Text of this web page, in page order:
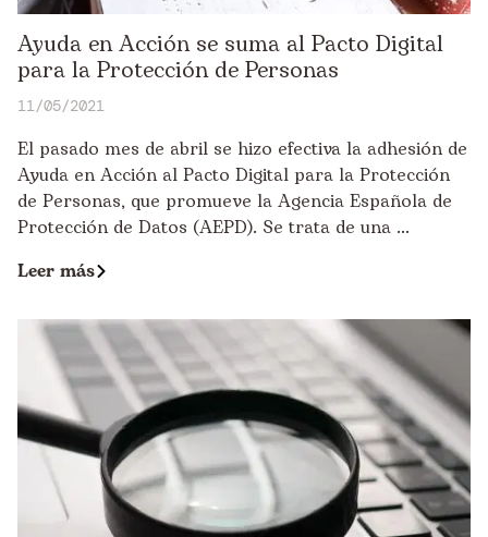
Ayuda en Acción se suma al Pacto Digital
para la Protección de Personas
11/05/2021
El pasado mes de abril se hizo efectiva la adhesión de
Ayuda en Acción al Pacto Digital para la Protección
de Personas, que promueve la Agencia Española de
Protección de Datos (AEPD). Se trata de una ...
Leer más